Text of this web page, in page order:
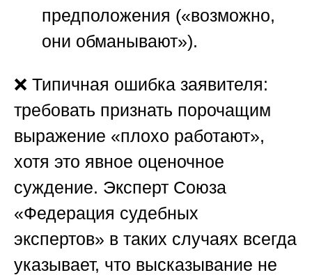
предположения («возможно,
они обманывают»).
❌ Типичная ошибка заявителя:
требовать признать порочащим
выражение «плохо работают»,
хотя это явное оценочное
суждение. Эксперт Союза
«Федерация судебных
экспертов» в таких случаях всегда
указывает, что высказывание не